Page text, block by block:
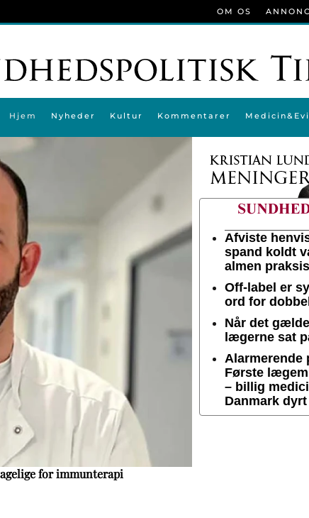
Hjem Nyheder Kultur Kommentarer
OM OS
for immunterapi
Afviste
spand koldt
almen praksis
Off-label er
ord for
Når det
lægerne sat
Alarmerende
Første
– billig
Danmark dyrt